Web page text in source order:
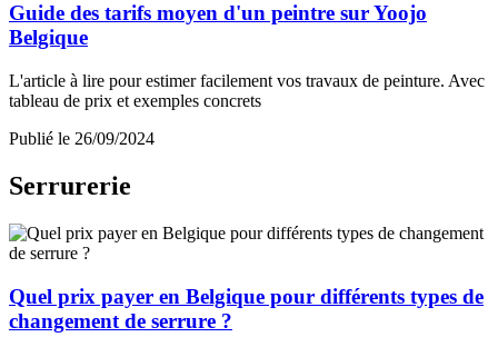
Guide des tarifs moyen d'un peintre sur Yoojo
Belgique
L'article à lire pour estimer facilement vos travaux de peinture. Avec
tableau de prix et exemples concrets
Publié le 26/09/2024
Serrurerie
Quel prix payer en Belgique pour différents types de
changement de serrure ?